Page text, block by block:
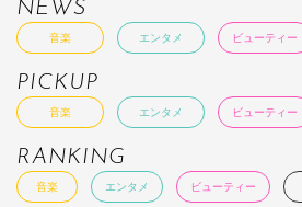
NEWS
音楽 エンタメ ビューティー
PICKUP
音楽 エンタメ ビューティー
RANKING
音楽 エンタメ ビューティー